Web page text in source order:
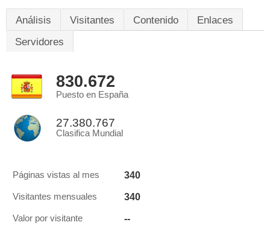
Análisis Visitantes Contenido
Enlaces
Servidores
830.672
Puesto en España
27.380.767
Clasifica Mundial
Páginas vistas al mes 340
Visitantes mensuales 340
Valor por visitante --